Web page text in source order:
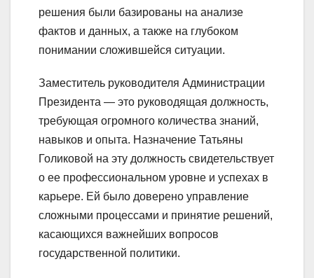
решения были базированы на анализе
фактов и данных, а также на глубоком
понимании сложившейся ситуации.
Заместитель руководителя Администрации
Президента — это руководящая должность,
требующая огромного количества знаний,
навыков и опыта. Назначение Татьяны
Голиковой на эту должность свидетельствует
о ее профессиональном уровне и успехах в
карьере. Ей было доверено управление
сложными процессами и принятие решений,
касающихся важнейших вопросов
государственной политики.